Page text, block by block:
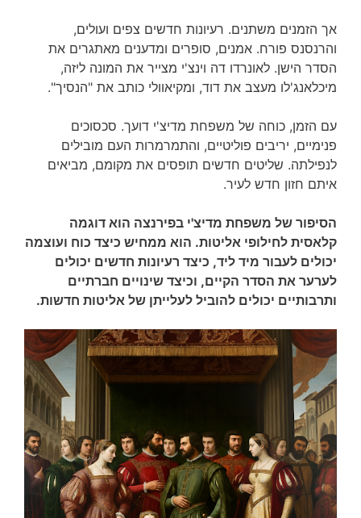
אך הזמנים משתנים. רעיונות חדשים צפים ועולים,
והרנסנס פורח. אמנים, סופרים ומדענים מאתגרים את
הסדר הישן. לאונרדו דה וינצ'י מצייר את המונה ליזה,
מיכלאנג'לו מעצב את דוד, ומקיאוולי כותב את "הנסיך".
עם הזמן, כוחה של משפחת מדיצ'י דועך. סכסוכים
פנימיים, יריבים פוליטיים, והתמרמרות העם מובילים
לנפילתה. שליטים חדשים תופסים את מקומם, מביאים
איתם חזון חדש לעיר.
הסיפור של משפחת מדיצ'י בפירנצה הוא דוגמה
קלאסית לחילופי אליטות. הוא ממחיש כיצד כוח ועוצמה
יכולים לעבור מיד ליד, כיצד רעיונות חדשים יכולים
לערער את הסדר הקיים, וכיצד שינויים חברתיים
ותרבותיים יכולים להוביל לעלייתן של אליטות חדשות.